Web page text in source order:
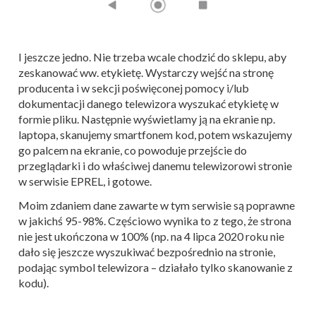
I jeszcze jedno. Nie trzeba wcale chodzić do sklepu, aby
zeskanować ww. etykietę. Wystarczy wejść na stronę
producenta i w sekcji poświęconej pomocy i/lub
dokumentacji danego telewizora wyszukać etykietę w
formie pliku. Następnie wyświetlamy ją na ekranie np.
laptopa, skanujemy smartfonem kod, potem wskazujemy
go palcem na ekranie, co powoduje przejście do
przeglądarki i do właściwej danemu telewizorowi stronie
w serwisie EPREL, i gotowe.
Moim zdaniem dane zawarte w tym serwisie są poprawne
w jakichś 95-98%. Częściowo wynika to z tego, że strona
nie jest ukończona w 100% (np. na 4 lipca 2020 roku nie
dało się jeszcze wyszukiwać bezpośrednio na stronie,
podając symbol telewizora – działało tylko skanowanie z
kodu).